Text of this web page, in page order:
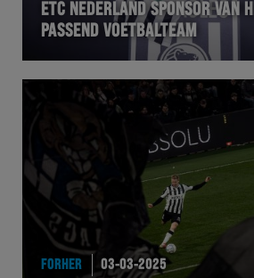
ETC NEDERLAND SPONSOR VAN
PASSEND VOETBALTEAM
FORHER 03-03-2025